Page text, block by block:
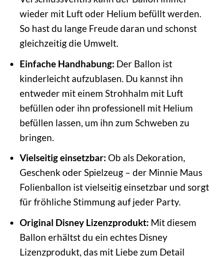
wieder mit Luft oder Helium befüllt werden.
So hast du lange Freude daran und schonst
gleichzeitig die Umwelt.
Einfache Handhabung: Der Ballon ist
kinderleicht aufzublasen. Du kannst ihn
entweder mit einem Strohhalm mit Luft
befüllen oder ihn professionell mit Helium
befüllen lassen, um ihn zum Schweben zu
bringen.
Vielseitig einsetzbar: Ob als Dekoration,
Geschenk oder Spielzeug – der Minnie Maus
Folienballon ist vielseitig einsetzbar und sorgt
für fröhliche Stimmung auf jeder Party.
Original Disney Lizenzprodukt: Mit diesem
Ballon erhältst du ein echtes Disney
Lizenzprodukt, das mit Liebe zum Detail